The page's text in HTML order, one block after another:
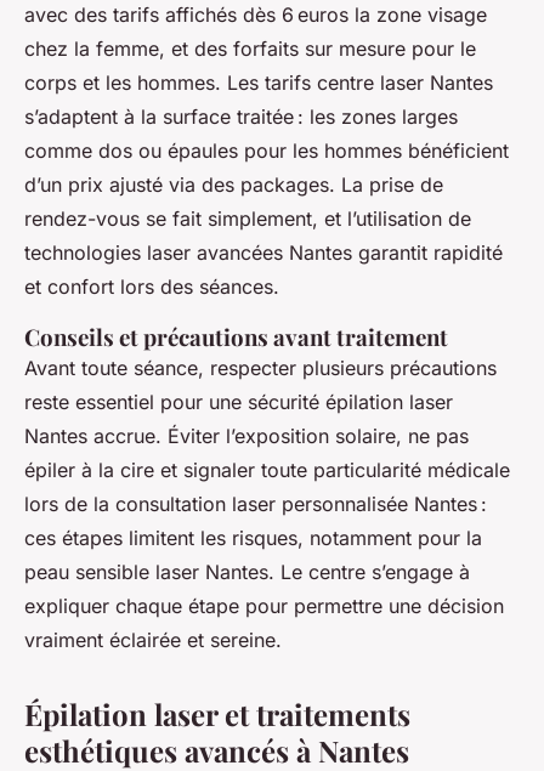
avec des tarifs affichés dès 6 euros la zone visage
chez la femme, et des forfaits sur mesure pour le
corps et les hommes. Les tarifs centre laser Nantes
s’adaptent à la surface traitée : les zones larges
comme dos ou épaules pour les hommes bénéficient
d’un prix ajusté via des packages. La prise de
rendez-vous se fait simplement, et l’utilisation de
technologies laser avancées Nantes garantit rapidité
et confort lors des séances.
Conseils et précautions avant traitement
Avant toute séance, respecter plusieurs précautions
reste essentiel pour une sécurité épilation laser
Nantes accrue. Éviter l’exposition solaire, ne pas
épiler à la cire et signaler toute particularité médicale
lors de la consultation laser personnalisée Nantes :
ces étapes limitent les risques, notamment pour la
peau sensible laser Nantes. Le centre s’engage à
expliquer chaque étape pour permettre une décision
vraiment éclairée et sereine.
Épilation laser et traitements
esthétiques avancés à Nantes